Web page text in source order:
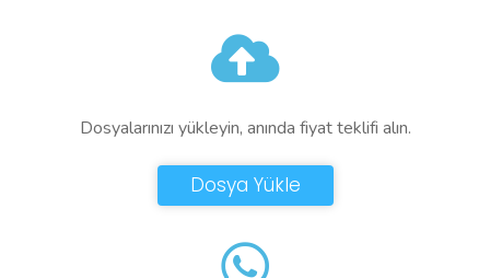
Dosyalarınızı yükleyin, anında fiyat teklifi alın.
Dosya Yükle